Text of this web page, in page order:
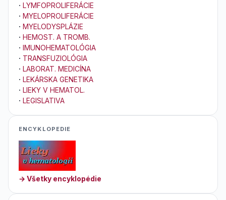
· LYMFOPROLIFERÁCIE
· MYELOPROLIFERÁCIE
· MYELODYSPLÁZIE
· HEMOST. A TROMB.
· IMUNOHEMATOLÓGIA
· TRANSFUZIOLÓGIA
· LABORAT. MEDICÍNA
· LEKÁRSKA GENETIKA
· LIEKY V HEMATOL.
· LEGISLATIVA
ENCYKLOPEDIE
→ Všetky encyklopédie